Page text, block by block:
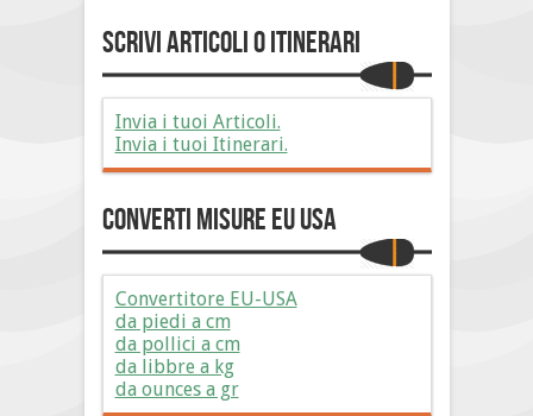
Scrivi Articoli o Itinerari
Invia i tuoi Articoli.
Invia i tuoi Itinerari.
Converti Misure EU USA
Convertitore EU-USA
da piedi a cm
da pollici a cm
da libbre a kg
da ounces a gr